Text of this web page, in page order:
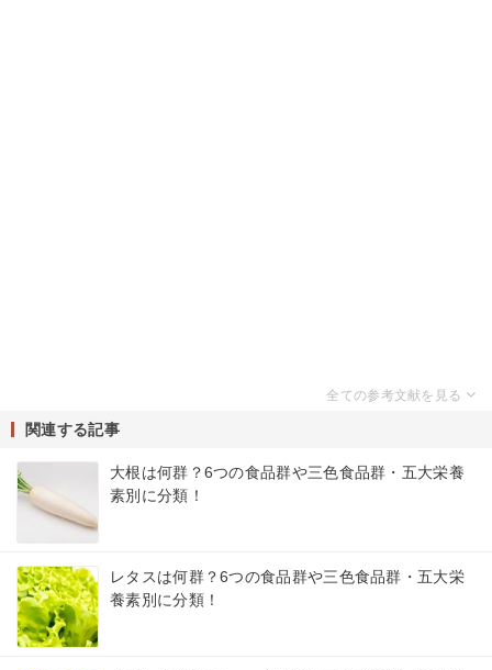
関連する記事
大根は何群？6つの食品群や三色食品群・五大栄養
素別に分類！
レタスは何群？6つの食品群や三色食品群・五大栄
養素別に分類！